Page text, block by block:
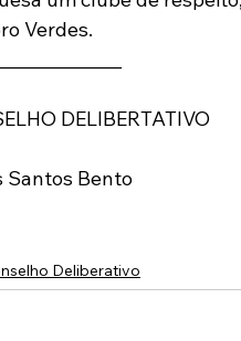
Verdes.
DELIBERTATIVO
Santos Bento
Deliberativo